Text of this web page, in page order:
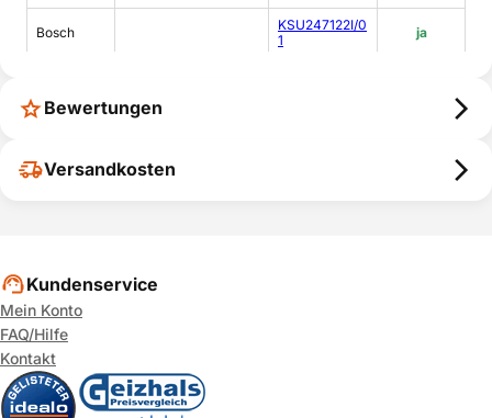
Bosch
KSU247122I/0
1
ja
Bewertungen
Versandkosten
Kundenservice
Mein Konto
FAQ/Hilfe
Kontakt